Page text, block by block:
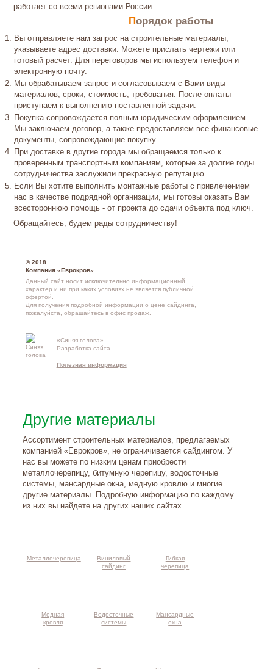
работает со всеми регионами России.
Порядок работы
Вы отправляете нам запрос на строительные материалы,
указываете адрес доставки. Можете прислать чертежи или
готовый расчет. Для переговоров мы используем телефон и
электронную почту.
Мы обрабатываем запрос и согласовываем с Вами виды
материалов, сроки, стоимость, требования. После оплаты
приступаем к выполнению поставленной задачи.
Покупка сопровождается полным юридическим оформлением.
Мы заключаем договор, а также предоставляем все финансовые
документы, сопровождающие покупку.
При доставке в другие города мы обращаемся только к
проверенным транспортным компаниям, которые за долгие годы
сотрудничества заслужили прекрасную репутацию.
Если Вы хотите выполнить монтажные работы с привлечением
нас в качестве подрядной организации, мы готовы оказать Вам
всестороннюю помощь - от проекта до сдачи объекта под ключ.
Обращайтесь, будем рады сотрудничеству!
© 2018
Компания «Еврокров»
Данный сайт носит исключительно информационный
характер и ни при каких условиях не является публичной
офертой.
Для получения подробной информации оцене сайдинга
пожалуйста, обращайтесь вофис продаж
«Синяя голова»
Разработка сайта
Полезная информация
Другие материалы
Ассортимент строительных материалов, предлагаемых
компанией «Еврокров», не ограничивается сайдингом. У
нас вы можете по низким ценам приобрести
металлочерепицу, битумную черепицу, водосточные
системы, мансардные окна, медную кровлю и многие
другие материалы. Подробную информацию по каждому
из них вы найдете на других наших сайтах.
Металлочерепица
Виниловый
сайдинг
Гибкая
черепица
Медная
кровля
Водосточные
системы
Мансардные
окна